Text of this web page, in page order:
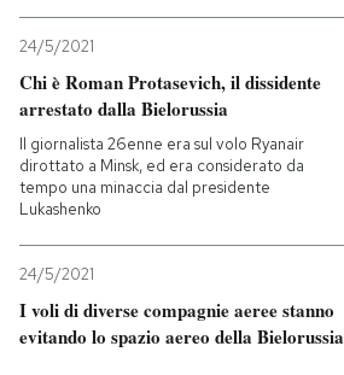
24/5/2021
Chi è Roman Protasevich, il dissidente
arrestato dalla Bielorussia
Il giornalista 26enne era sul volo Ryanair
dirottato a Minsk, ed era considerato da
tempo una minaccia dal presidente
Lukashenko
24/5/2021
I voli di diverse compagnie aeree stanno
evitando lo spazio aereo della Bielorussia